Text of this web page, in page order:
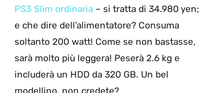
PS3 Slim ordinaria – si tratta di 34.980 yen;
e che dire dell’alimentatore? Consuma
soltanto 200 watt! Come se non bastasse,
sarà molto più leggera! Peserà 2.6 kg e
includerà un HDD da 320 GB. Un bel